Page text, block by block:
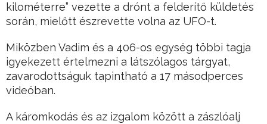
kilométerre” vezette a drónt a felderítő küldetés
során, mielőtt észrevette volna az UFO-t.
Miközben Vadim és a 406-os egység többi tagja
igyekezett értelmezni a látszólagos tárgyat,
zavarodottságuk tapintható a 17 másodperces
videóban.
A káromkodás és az izgalom között a zászlóalj